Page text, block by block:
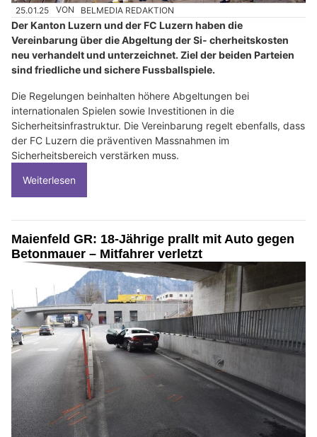
25.01.25 VON BELMEDIA REDAKTION
Der Kanton Luzern und der FC Luzern haben die
Vereinbarung über die Abgeltung der Si- cherheitskosten
neu verhandelt und unterzeichnet. Ziel der beiden Parteien
sind friedliche und sichere Fussballspiele.
Die Regelungen beinhalten höhere Abgeltungen bei
internationalen Spielen sowie Investitionen in die
Sicherheitsinfrastruktur. Die Vereinbarung regelt ebenfalls, dass
der FC Luzern die präventiven Massnahmen im
Sicherheitsbereich verstärken muss.
Weiterlesen
Maienfeld GR: 18-Jährige prallt mit Auto gegen
Betonmauer – Mitfahrer verletzt